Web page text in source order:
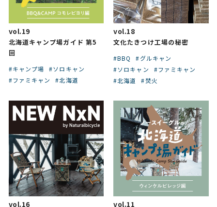
vol.19
北海道キャンプ場ガイド 第5
回
#キャンプ場
#ソロキャン
#ファミキャン
#北海道
vol.18
文化たきつけ工場の秘密
#BBQ
#グルキャン
#ソロキャン
#ファミキャン
#北海道
#焚火
vol.16 vol.11